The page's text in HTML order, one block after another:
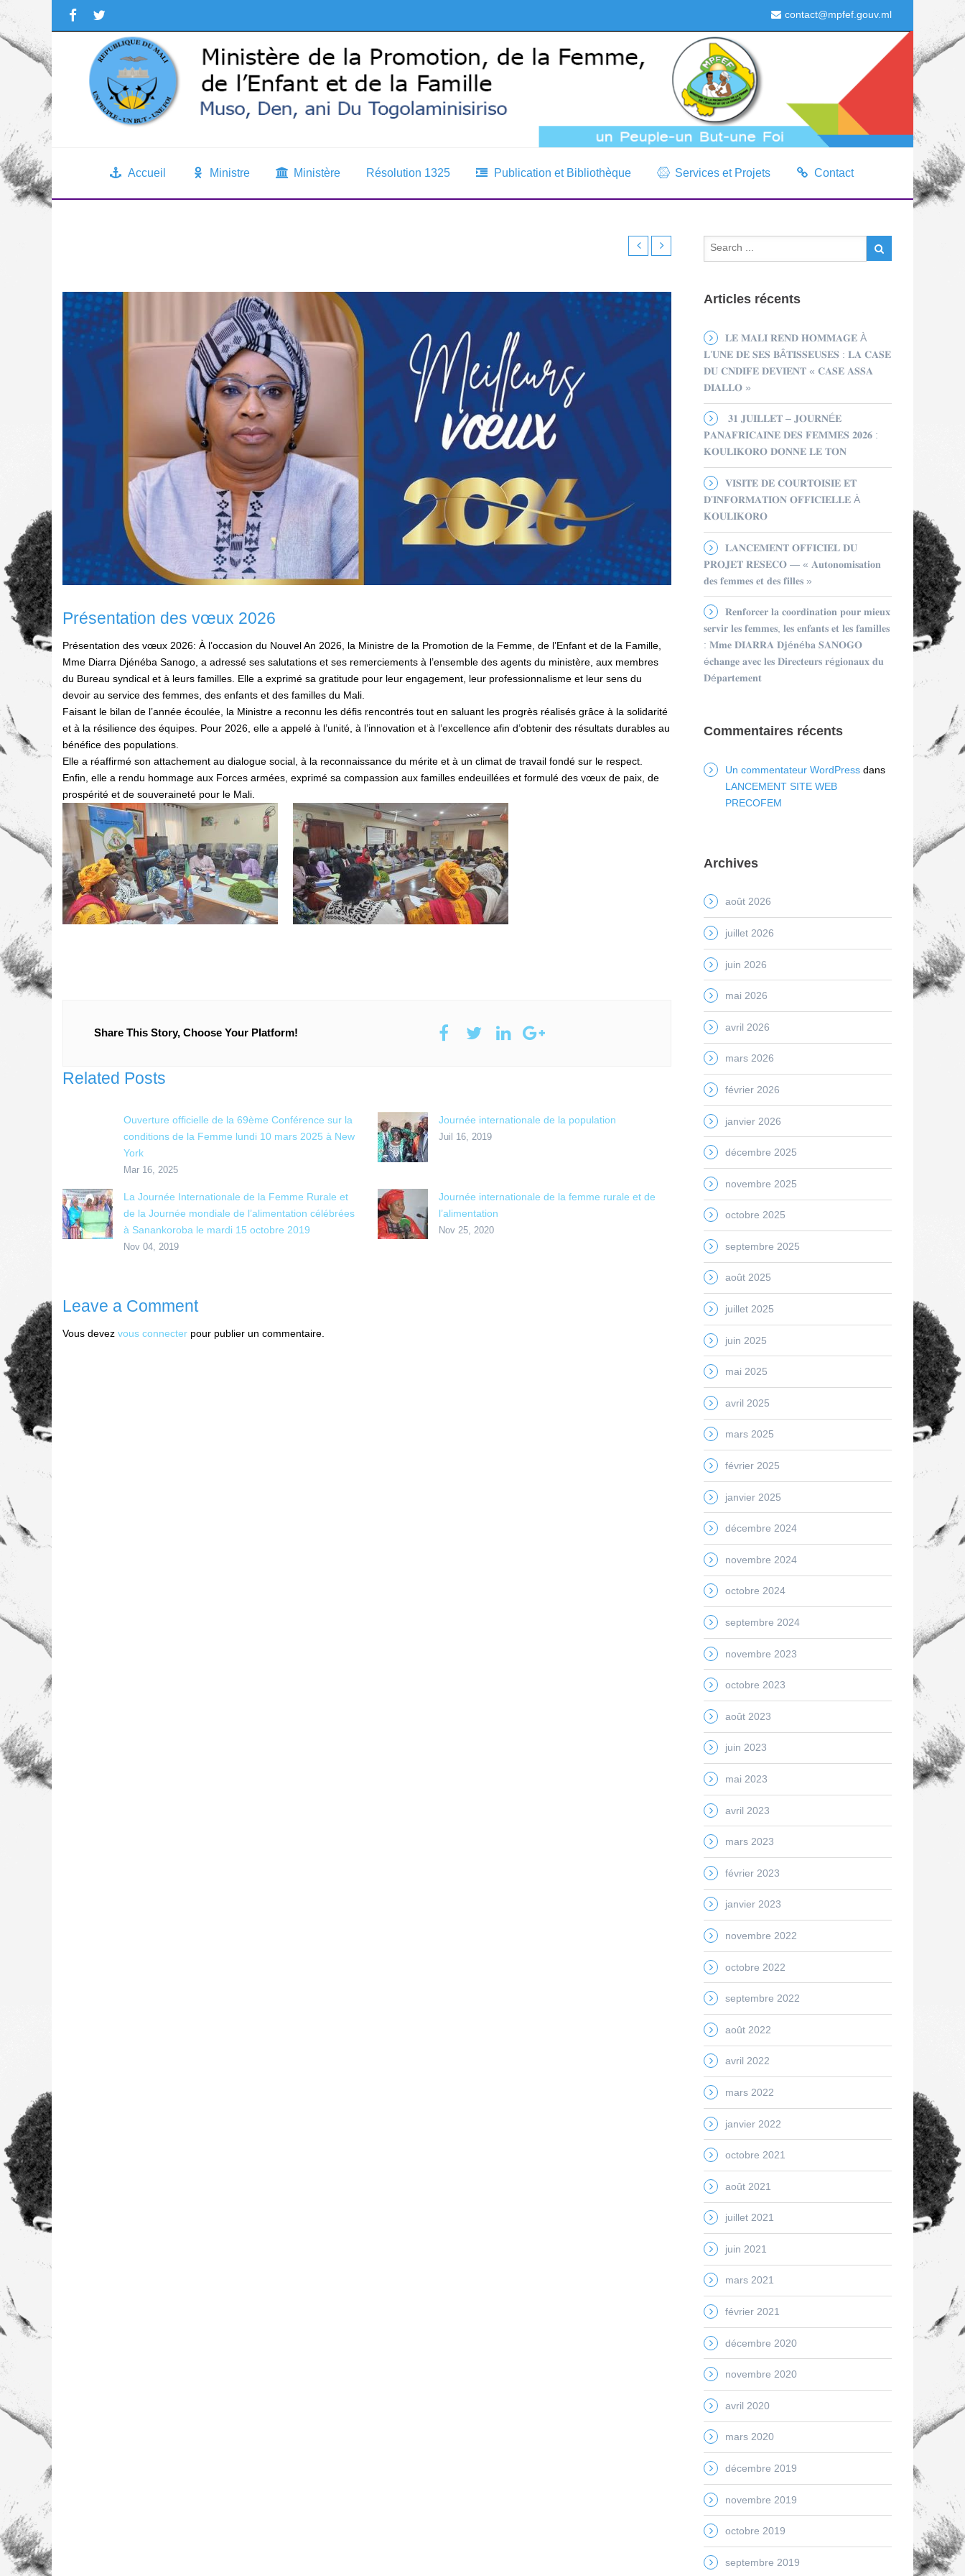
contact@mpfef.gouv.ml
Accueil Ministre Ministère Résolution 1325 Publication et Bibliothèque Services et Projets Contact
Présentation des vœux 2026
Présentation des vœux 2026: À l’occasion du Nouvel An 2026, la Ministre de la Promotion de la Femme, de l’Enfant et de la Famille,
Mme Diarra Djénéba Sanogo, a adressé ses salutations et ses remerciements à l’ensemble des agents du ministère, aux membres
du Bureau syndical et à leurs familles. Elle a exprimé sa gratitude pour leur engagement, leur professionnalisme et leur sens du
devoir au service des femmes, des enfants et des familles du Mali.
Faisant le bilan de l’année écoulée, la Ministre a reconnu les défis rencontrés tout en saluant les progrès réalisés grâce à la solidarité
et à la résilience des équipes. Pour 2026, elle a appelé à l’unité, à l’innovation et à l’excellence afin d’obtenir des résultats durables au
bénéfice des populations.
Elle a réaffirmé son attachement au dialogue social, à la reconnaissance du mérite et à un climat de travail fondé sur le respect.
Enfin, elle a rendu hommage aux Forces armées, exprimé sa compassion aux familles endeuillées et formulé des vœux de paix, de
prospérité et de souveraineté pour le Mali.
Share This Story, Choose Your Platform!
Related Posts
Ouverture officielle de la 69ème Conférence sur la
conditions de la Femme lundi 10 mars 2025 à New
York
Mar 16, 2025
Journée internationale de la population
Juil 16, 2019
La Journée Internationale de la Femme Rurale et
de la Journée mondiale de l’alimentation célébrées
à Sanankoroba le mardi 15 octobre 2019
Nov 04, 2019
Journée internationale de la femme rurale et de
l’alimentation
Nov 25, 2020
Leave a Comment
Vous devez vous connecter pour publier un commentaire.
Articles récents
𝐋𝐄 𝐌𝐀𝐋𝐈 𝐑𝐄𝐍𝐃 𝐇𝐎𝐌𝐌𝐀𝐆𝐄 À
𝐋’𝐔𝐍𝐄 𝐃𝐄 𝐒𝐄𝐒 𝐁Â𝐓𝐈𝐒𝐒𝐄𝐔𝐒𝐄𝐒 : 𝐋𝐀 𝐂𝐀𝐒𝐄
𝐃𝐔 𝐂𝐍𝐃𝐈𝐅𝐄 𝐃𝐄𝐕𝐈𝐄𝐍𝐓 « 𝐂𝐀𝐒𝐄 𝐀𝐒𝐒𝐀
𝐃𝐈𝐀𝐋𝐋𝐎 »
𝟑𝟏 𝐉𝐔𝐈𝐋𝐋𝐄𝐓 – 𝐉𝐎𝐔𝐑𝐍É𝐄
𝐏𝐀𝐍𝐀𝐅𝐑𝐈𝐂𝐀𝐈𝐍𝐄 𝐃𝐄𝐒 𝐅𝐄𝐌𝐌𝐄𝐒 𝟐𝟎𝟐𝟔 :
𝐊𝐎𝐔𝐋𝐈𝐊𝐎𝐑𝐎 𝐃𝐎𝐍𝐍𝐄 𝐋𝐄 𝐓𝐎𝐍
𝐕𝐈𝐒𝐈𝐓𝐄 𝐃𝐄 𝐂𝐎𝐔𝐑𝐓𝐎𝐈𝐒𝐈𝐄 𝐄𝐓
𝐃’𝐈𝐍𝐅𝐎𝐑𝐌𝐀𝐓𝐈𝐎𝐍 𝐎𝐅𝐅𝐈𝐂𝐈𝐄𝐋𝐋𝐄 À
𝐊𝐎𝐔𝐋𝐈𝐊𝐎𝐑𝐎
𝐋𝐀𝐍𝐂𝐄𝐌𝐄𝐍𝐓 𝐎𝐅𝐅𝐈𝐂𝐈𝐄𝐋 𝐃𝐔
𝐏𝐑𝐎𝐉𝐄𝐓 𝐑𝐄𝐒𝐄𝐂𝐎 — « 𝐀𝐮𝐭𝐨𝐧𝐨𝐦𝐢𝐬𝐚𝐭𝐢𝐨𝐧
𝐝𝐞𝐬 𝐟𝐞𝐦𝐦𝐞𝐬 𝐞𝐭 𝐝𝐞𝐬 𝐟𝐢𝐥𝐥𝐞𝐬 »
𝐑𝐞𝐧𝐟𝐨𝐫𝐜𝐞𝐫 𝐥𝐚 𝐜𝐨𝐨𝐫𝐝𝐢𝐧𝐚𝐭𝐢𝐨𝐧 𝐩𝐨𝐮𝐫 𝐦𝐢𝐞𝐮𝐱
𝐬𝐞𝐫𝐯𝐢𝐫 𝐥𝐞𝐬 𝐟𝐞𝐦𝐦𝐞𝐬, 𝐥𝐞𝐬 𝐞𝐧𝐟𝐚𝐧𝐭𝐬 𝐞𝐭 𝐥𝐞𝐬 𝐟𝐚𝐦𝐢𝐥𝐥𝐞𝐬
: 𝐌𝐦𝐞 𝐃𝐈𝐀𝐑𝐑𝐀 𝐃𝐣é𝐧é𝐛𝐚 𝐒𝐀𝐍𝐎𝐆𝐎
é𝐜𝐡𝐚𝐧𝐠𝐞 𝐚𝐯𝐞𝐜 𝐥𝐞𝐬 𝐃𝐢𝐫𝐞𝐜𝐭𝐞𝐮𝐫𝐬 𝐫é𝐠𝐢𝐨𝐧𝐚𝐮𝐱 𝐝𝐮
𝐃é𝐩𝐚𝐫𝐭𝐞𝐦𝐞𝐧𝐭
Commentaires récents
Un commentateur WordPressdans
LANCEMENT SITE WEB
PRECOFEM
Archives
août 2026
juillet 2026
juin 2026
mai 2026
avril 2026
mars 2026
février 2026
janvier 2026
décembre 2025
novembre 2025
octobre 2025
septembre 2025
août 2025
juillet 2025
juin 2025
mai 2025
avril 2025
mars 2025
février 2025
janvier 2025
décembre 2024
novembre 2024
octobre 2024
septembre 2024
novembre 2023
octobre 2023
août 2023
juin 2023
mai 2023
avril 2023
mars 2023
février 2023
janvier 2023
novembre 2022
octobre 2022
septembre 2022
août 2022
avril 2022
mars 2022
janvier 2022
octobre 2021
août 2021
juillet 2021
juin 2021
mars 2021
février 2021
décembre 2020
novembre 2020
avril 2020
mars 2020
décembre 2019
novembre 2019
octobre 2019
septembre 2019